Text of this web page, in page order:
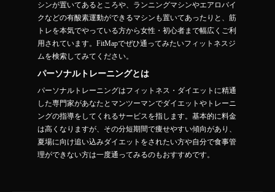
シンが置いてあるところや、ランニングマシンやエアロバイ
クなどの有酸素運動ができるマシンも置いてあったりと、筋
トレを本気でやっている方から女性・初心者まで幅広くご利
用されています。FitMapでぜひ通ってみたいフィットネスジ
ムを検索してみてください。
パーソナルトレーニングとは
パーソナルトレーニングはフィットネス・ダイエットに精通
した専門家があなたとマンツーマンでダイエットやトレーニ
ングの指導をしてくれるサービスを指します。基本的に料金
は高くなりますが、その分短期間で痩せやすい傾向があり、
夏場に向け追い込みダイエットをされたい方や自分で食事管
理ができない方は一度通ってみるのもおすすめです。